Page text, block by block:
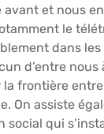
avant et nous
le
dans
d’entre nous
frontière
On assiste
social qui